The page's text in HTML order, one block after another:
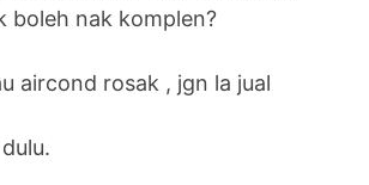
boleh nak komplen?
aircond rosak , jgn la jual